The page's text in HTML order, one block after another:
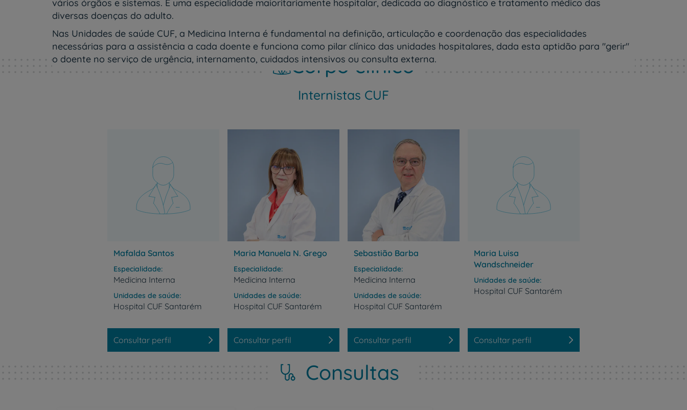
Prevenção e bem-estar
Grandes Áreas da Saúde
Serviços CUF
vários órgãos e sistemas. É uma especialidade maioritariamente hospitalar, dedicada ao diagnóstico e tratamento médico das
diversas doenças do adulto.
Nas Unidades de saúde CUF, a Medicina Interna é fundamental na definição, articulação e coordenação das especialidades
necessárias para a assistência a cada doente e funciona como pilar clínico das unidades hospitalares, dada esta aptidão para "gerir"
o doente no serviço de urgência, internamento, cuidados intensivos ou consulta externa.
Corpo clínico
Internistas CUF
Mafalda Santos
Especialidade
Medicina Interna
Unidades de saúde
Hospital CUF Santarém
Consultar perfil
Maria Manuela N. Grego
Especialidade
Medicina Interna
Unidades de saúde
Hospital CUF Santarém
Consultar perfil
Sebastião Barba
Especialidade
Medicina Interna
Unidades de saúde
Hospital CUF Santarém
Consultar perfil
Maria Luisa
Wandschneider
Unidades de saúde
Hospital CUF Santarém
Consultar perfil
Consultas